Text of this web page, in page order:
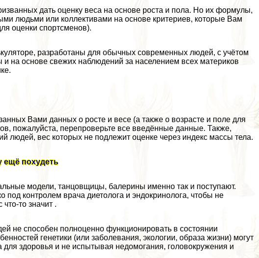
дать оценку веса на основе роста и пола. Но их формулы,
людьми или коллективами на основе критериев, которые Вам
оценки спортсменов).
разработаны для обычных современных людей, с учётом
на основе свежих наблюдений за населением всех материков
Вами данных о росте и весе (а также о возрасте и поле для
пожалуйста, перепроверьте все введённые данные. Также,
людей, вес которых не подлежит оценке через индекс массы тела.
ещё похудеть
модели, танцовщицы, балерины именно так и поступают.
под контролем врача диетолога и эндокринолога, чтобы не
то значит .
не способен полноценно функционировать в состоянии
генетики (или заболевания, экологии, образа жизни) могут
здоровья и не испытывая недомогания, головокружения и